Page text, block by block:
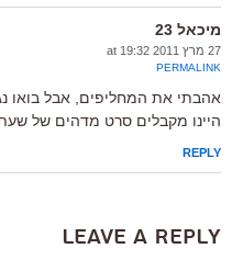
מיכאל 23
27 מרץ 2011 at 19:32
PERMALINK
אהבתי את המחליפים, אבל בואו
היינו מקבלים סרט מדהים של
REPLY
Leave a Reply